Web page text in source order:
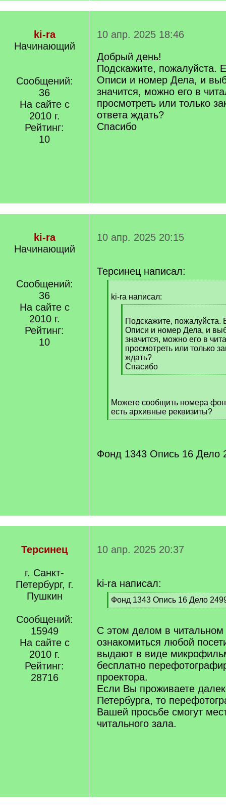
ki-ra
Начинающий
Сообщений:
36
На сайте с
2010 г.
Рейтинг:
10
10 апр. 2025 18:46
Добрый день!
Подскажите, пожалуйста.
Описи и номер Дела, и
значится, можно его в
просмотреть или только
ответа ждать?
Спасибо
ki-ra
Начинающий
Сообщений:
36
На сайте с
2010 г.
Рейтинг:
10
10 апр. 2025 20:15
Терсинец написал:
q
ki-ra написал:
q
]
Подскажите, пожалуйста.
Описи и номер Дела, и
значится, можно его в
просмотреть или только
ждать?
Спасибо
[
]
Можете сообщить номера
есть архивные реквизиты?
[
Фонд 1343 Опись 16 Дело
Терсинец
г. Санкт-
Петербург, г.
Пушкин
Сообщений:
15949
На сайте с
2010 г.
Рейтинг:
28716
10 апр. 2025 20:37
ki-ra написал:
[
q
Фонд 1343 Опись 16 Дело
[
q
]
С этом делом в
ознакомиться любой
выдают в виде
бесплатно
проектора.
Если Вы проживаете
Петербурга, то
Вашей просьбе смогут
читального зала.